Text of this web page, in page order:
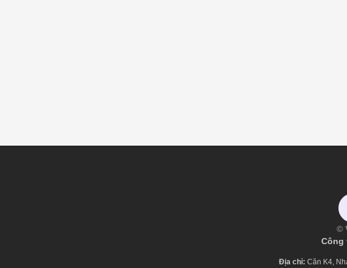
©
Công
Địa chỉ: Căn K4,